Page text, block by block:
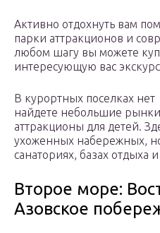
Активно отдохнуть вам
парки аттракционов и
любом шагу вы можете
интересующую вас
В курортных поселках
найдете небольшие
аттракционы для детей.
ухоженных набережных,
санаториях, базах отдыха
Второе море:
Азовское